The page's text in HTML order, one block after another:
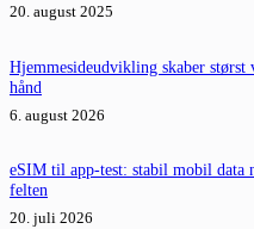
20. august 2025
Hjemmesideudvikling skaber
hånd
6. august 2026
eSIM til app-test: stabil mobil data
felten
20. juli 2026